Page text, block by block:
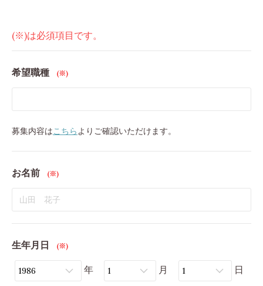
(※)は必須項目です。
希望職種 (※)
募集内容はこちらよりご確認いただけます。
お名前 (※)
生年月日 (※)
年 月 日